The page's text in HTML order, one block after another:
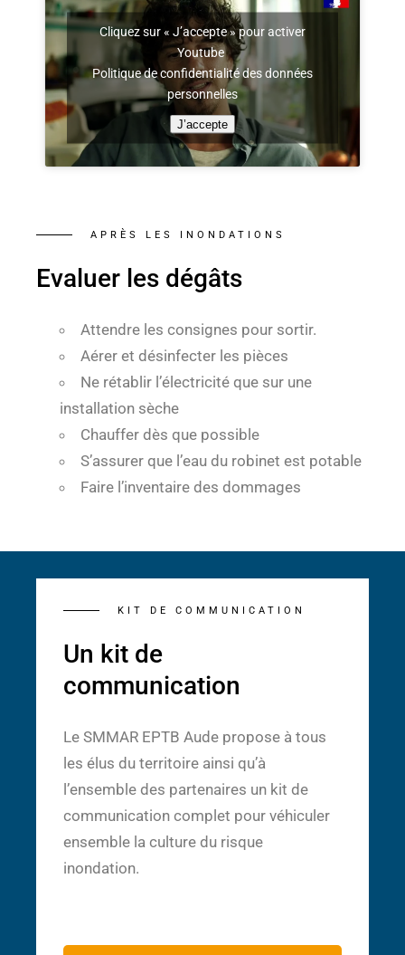
Cliquez sur « J’accepte » pour activer
Youtube
Politique de confidentialité des données
personnelles
J’accepte
APRÈS LES INONDATIONS
Evaluer les dégâts
Attendre les consignes pour sortir.
Aérer et désinfecter les pièces
Ne rétablir l’électricité que sur une
installation sèche
Chauffer dès que possible
S’assurer que l’eau du robinet est potable
Faire l’inventaire des dommages
KIT DE COMMUNICATION
Un kit de
communication
Le SMMAR EPTB Aude propose à tous
les élus du territoire ainsi qu’à
l’ensemble des partenaires un kit de
communication complet pour véhiculer
ensemble la culture du risque
inondation.